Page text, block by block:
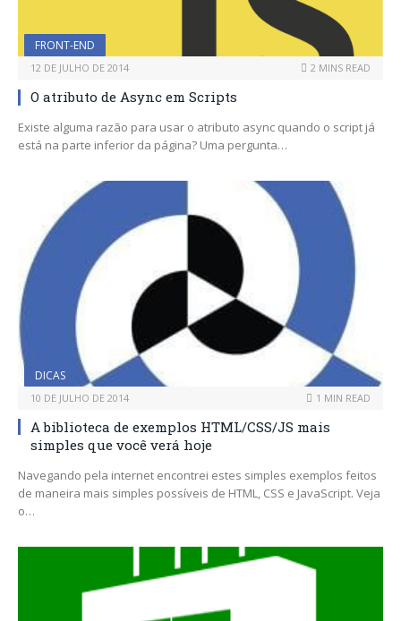
FRONT-END
12 DE JULHO DE 2014 2 MINS READ
O atributo de Async em Scripts
Existe alguma razão para usar o atributo async quando o script já
está na parte inferior da página? Uma pergunta…
DICAS
10 DE JULHO DE 2014 1 MIN READ
A biblioteca de exemplos HTML/CSS/JS mais
simples que você verá hoje
Navegando pela internet encontrei estes simples exemplos feitos
de maneira mais simples possíveis de HTML, CSS e JavaScript. Veja
o…